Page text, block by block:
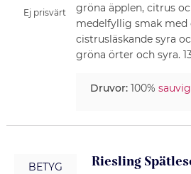
Ej prisvärt
gröna äpplen, citrus
medelfyllig smak
cistrusläskande syra
gröna örter och syra.
Druvor:100%
BETYG Riesling